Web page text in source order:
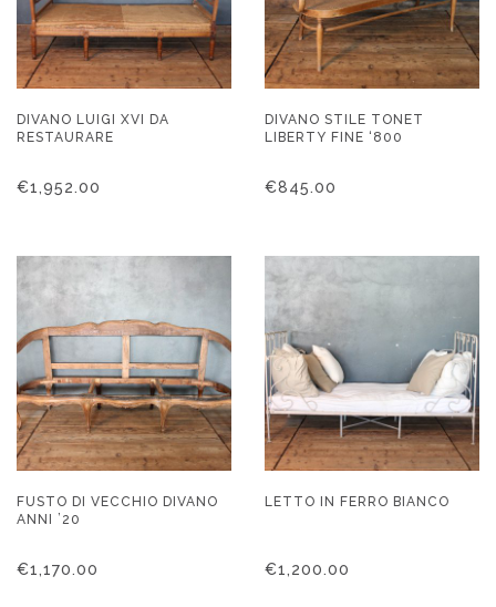
DIVANO LUIGI XVI DA
RESTAURARE
€1,952.00
DIVANO STILE TONET
LIBERTY FINE ‘800
€845.00
FUSTO DI VECCHIO DIVANO
ANNI ’20
€1,170.00
LETTO IN FERRO BIANCO
€1,200.00